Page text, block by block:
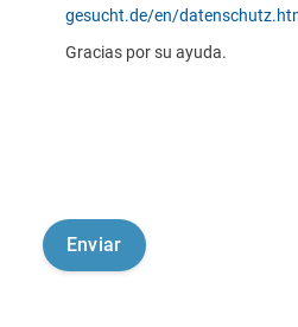
gesucht.de/en/
Gracias por su ayuda.